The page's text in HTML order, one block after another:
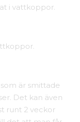
i vattkoppor.
är smittade
Det kan även
runt 2 veckor